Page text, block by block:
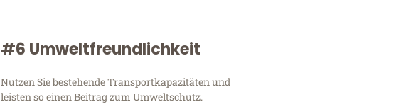
#6 Umweltfreundlichkeit
Nutzen Sie bestehende Transportkapazitäten und
leisten so einen Beitrag zum Umweltschutz.